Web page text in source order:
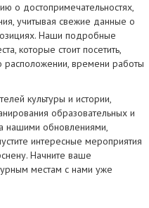
о достопримечательностях,
учитывая свежие данные о
Наши подробные
которые стоит посетить,
времени работы
культуры и истории,
образовательных и
нашими обновлениями,
интересные мероприятия
Начните ваше
местам с нами уже